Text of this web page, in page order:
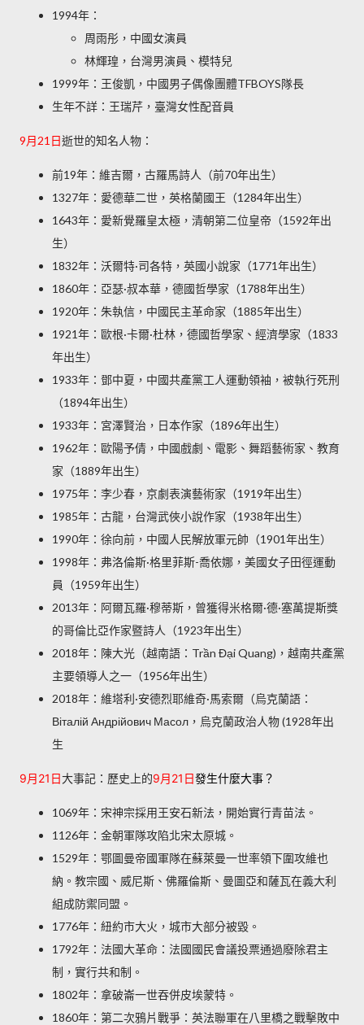
1994年：
周雨彤，中國女演員
林輝瑝，台灣男演員、模特兒
1999年：王俊凱，中國男子偶像團體TFBOYS隊長
生年不詳：王瑞芹，臺灣女性配音員
9月21日逝世的知名人物：
前19年：維吉爾，古羅馬詩人（前70年出生）
1327年：愛德華二世，英格蘭國王（1284年出生）
1643年：愛新覺羅皇太極，清朝第二位皇帝（1592年出
生）
1832年：沃爾特·司各特，英國小說家（1771年出生）
1860年：亞瑟·叔本華，德國哲學家（1788年出生）
1920年：朱執信，中國民主革命家（1885年出生）
1921年：歐根·卡爾·杜林，德國哲學家、經濟學家（1833
年出生）
1933年：鄧中夏，中國共產黨工人運動領袖，被執行死刑
（1894年出生）
1933年：宮澤賢治，日本作家（1896年出生）
1962年：歐陽予倩，中國戲劇、電影、舞蹈藝術家、教育
家（1889年出生）
1975年：李少春，京劇表演藝術家（1919年出生）
1985年：古龍，台灣武俠小說作家（1938年出生）
1990年：徐向前，中國人民解放軍元帥（1901年出生）
1998年：弗洛倫斯·格里菲斯-喬依娜，美國女子田徑運動
員（1959年出生）
2013年：阿爾瓦羅·穆蒂斯，曾獲得米格爾·德·塞萬提斯獎
的哥倫比亞作家暨詩人（1923年出生）
2018年：陳大光（越南語：Trần Đại Quang)，越南共產黨
主要領導人之一（1956年出生）
2018年：維塔利·安德烈耶維奇·馬索爾（烏克蘭語：
Віталій Андрійович Масол，烏克蘭政治人物 (1928年出
生
9月21日大事記：歷史上的9月21日發生什麼大事？
1069年：宋神宗採用王安石新法，開始實行青苗法。
1126年：金朝軍隊攻陷北宋太原城。
1529年：鄂圖曼帝國軍隊在蘇萊曼一世率領下圍攻維也
納。教宗國、威尼斯、佛羅倫斯、曼圖亞和薩瓦在義大利
組成防禦同盟。
1776年：紐約市大火，城市大部分被毀。
1792年：法國大革命：法國國民會議投票通過廢除君主
制，實行共和制。
1802年：拿破崙一世吞併皮埃蒙特。
1860年：第二次鴉片戰爭：英法聯軍在八里橋之戰擊敗中